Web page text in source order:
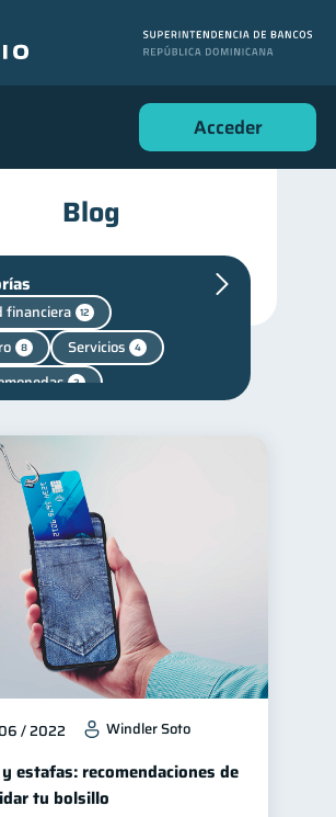
Acceder
Blog
financiera 12
8 Servicios 4
2
personales
de deudas
financiera
para jóvenes 30
de deudas 30
familiares 25
financiera 22
financiero 22
para mujeres 20
financiera 13
financieros
/ 2022 Windler Soto
estafas: recomendaciones de
tu bolsillo